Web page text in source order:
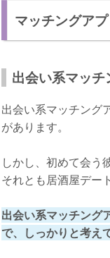
気軽に会える居酒屋は
マッチングア
出会い系マッチ
出会い系マッチング
があります。
しかし、初めて会う
それとも居酒屋デー
出会い系マッチング
で、しっかりと考え